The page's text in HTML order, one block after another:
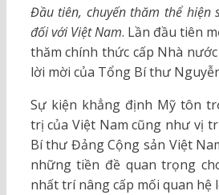
Đầu tiên, chuyến thăm thể hiện
đối với Việt Nam. Lần đầu tiên
thăm chính thức cấp Nhà
lời mời của Tổng Bí thư
Sự kiện khẳng định Mỹ tôn
trị của Việt Nam cũng như vị
Bí thư Đảng Cộng sản Việt
những tiền đề quan trọng
nhất trí nâng cấp mối quan hệ